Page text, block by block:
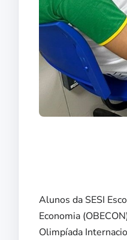
Alunos da SESI
Economia
Olimpíada